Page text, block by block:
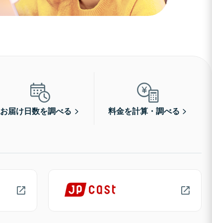
お届け日数を調べる 料金を計算・調べる